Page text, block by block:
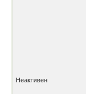
Неактивен